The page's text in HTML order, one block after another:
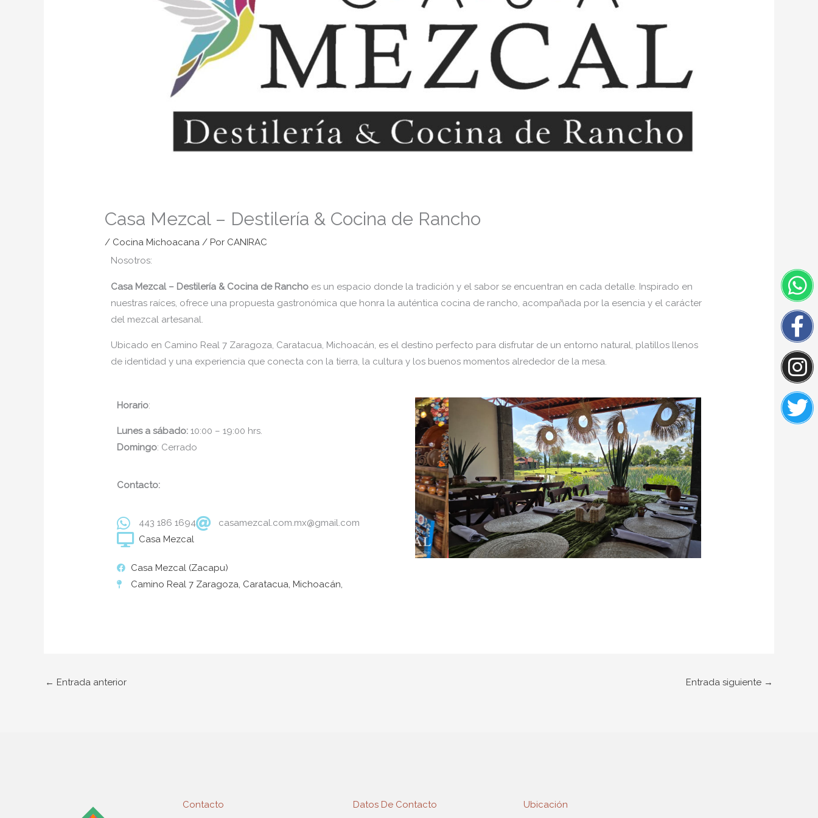
Casa Mezcal – Destilería & Cocina de Rancho
/ Cocina Michoacana / Por CANIRAC
Nosotros:
Casa Mezcal – Destilería & Cocina de Rancho es un espacio donde la tradición y el sabor se encuentran en cada detalle. Inspirado en
nuestras raíces, ofrece una propuesta gastronómica que honra la auténtica cocina de rancho, acompañada por la esencia y el carácter
del mezcal artesanal.
Ubicado en Camino Real 7 Zaragoza, Caratacua, Michoacán, es el destino perfecto para disfrutar de un entorno natural, platillos llenos
de identidad y una experiencia que conecta con la tierra, la cultura y los buenos momentos alrededor de la mesa.
Horario:
Lunes a sábado:10:00 – 19:00 hrs.
Domingo: Cerrado
Contacto:
443 186 1694
casamezcal.com.mx@gmail.com
Casa Mezcal
Casa Mezcal (Zacapu)
Camino Real 7 Zaragoza, Caratacua, Michoacán,
← Entrada anterior Entrada siguiente →
Contacto Datos De Contacto Ubicación
f